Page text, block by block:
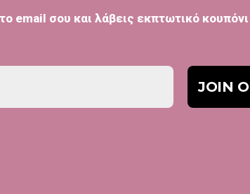
email σου και λάβεις εκπτωτικό